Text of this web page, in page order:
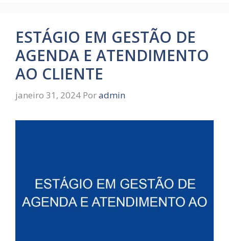
ESTÁGIO EM GESTÃO DE
AGENDA E ATENDIMENTO
AO CLIENTE
janeiro 31, 2024 Poradmin